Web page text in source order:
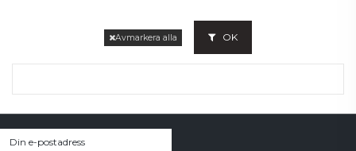
Avmarkera alla OK